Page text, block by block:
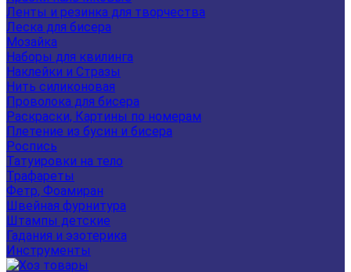
Ленты и резинка для творчества
Леска для бисера
Мозайка
Наборы для квилинга
Наклейки и Стразы
Нить силиконовая
Проволока для бисера
Раскраски, Картины по номерам
Плетение из бусин и бисера
Роспись
Татуировки на тело
Трафареты
Фетр, Фоамиран
Швейная фурнитура
Штампы детские
Гадания и эзотерика
Инструменты